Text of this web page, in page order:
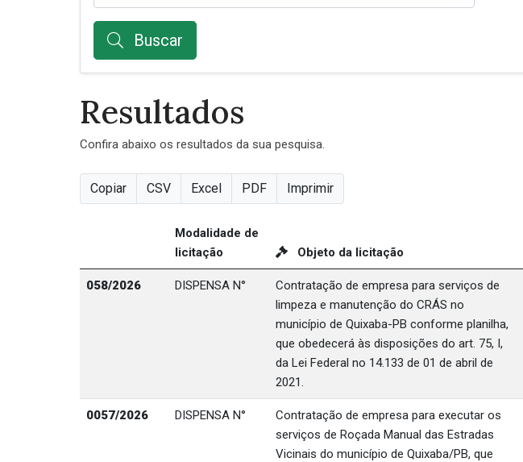
Buscar
Resultados
Confira abaixo os resultados da sua pesquisa.
Copiar CSV Excel PDF Imprimir
Modalidade de
licitação
Objeto da licitação
058/2026 DISPENSA N°
Contratação de empresa para serviços de
limpeza e manutenção do CRÁS no
município de Quixaba-PB conforme planilha,
que obedecerá às disposições do art. 75, I,
da Lei Federal no 14.133 de 01 de abril de
2021.
0057/2026 DISPENSA N°
Contratação de empresa para executar os
serviços de Roçada Manual das Estradas
Vicinais do município de Quixaba/PB, que